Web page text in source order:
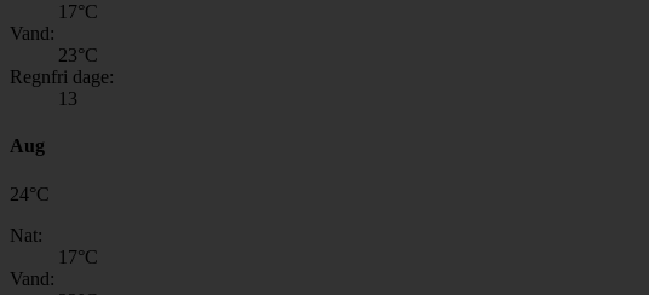
17°C
Vand:
23°C
Regnfri dage:
13
Aug
24°C
Nat:
17°C
Vand: